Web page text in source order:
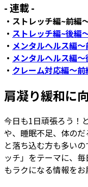
- 連載 -
・ストレッチ編~前編
・ ストレッチ編~後編
・ メンタルヘルス編
・ メンタルヘルス編
・ クレーム対応編～前
肩凝り緩和に
今日も1日頑張ろう！
や、睡眠不足、体の
と落ち込む方も多い
ッチ」をテーマに、
もラクになる情報をお